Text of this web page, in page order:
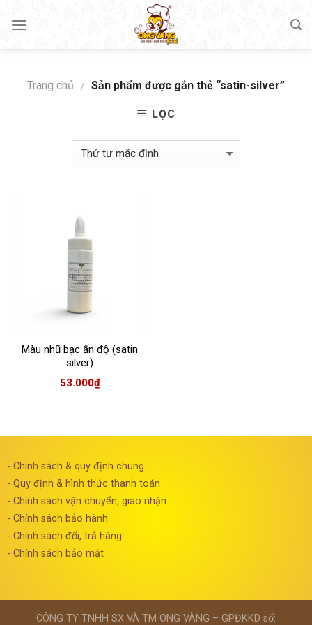
Trang chủ / Sản phẩm được gắn thẻ “satin-silver”
LỌC
Màu nhũ bạc ấn độ (satin
silver)
53.000₫
- Chính sách & quy định chung
- Quy định & hình thức thanh toán
- Chính sách vận chuyển, giao nhận
- Chính sách bảo hành
- Chính sách đổi, trả hàng
- Chính sách bảo mật
CÔNG TY TNHH SX VÀ TM ONG VÀNG – GPĐKKD số: